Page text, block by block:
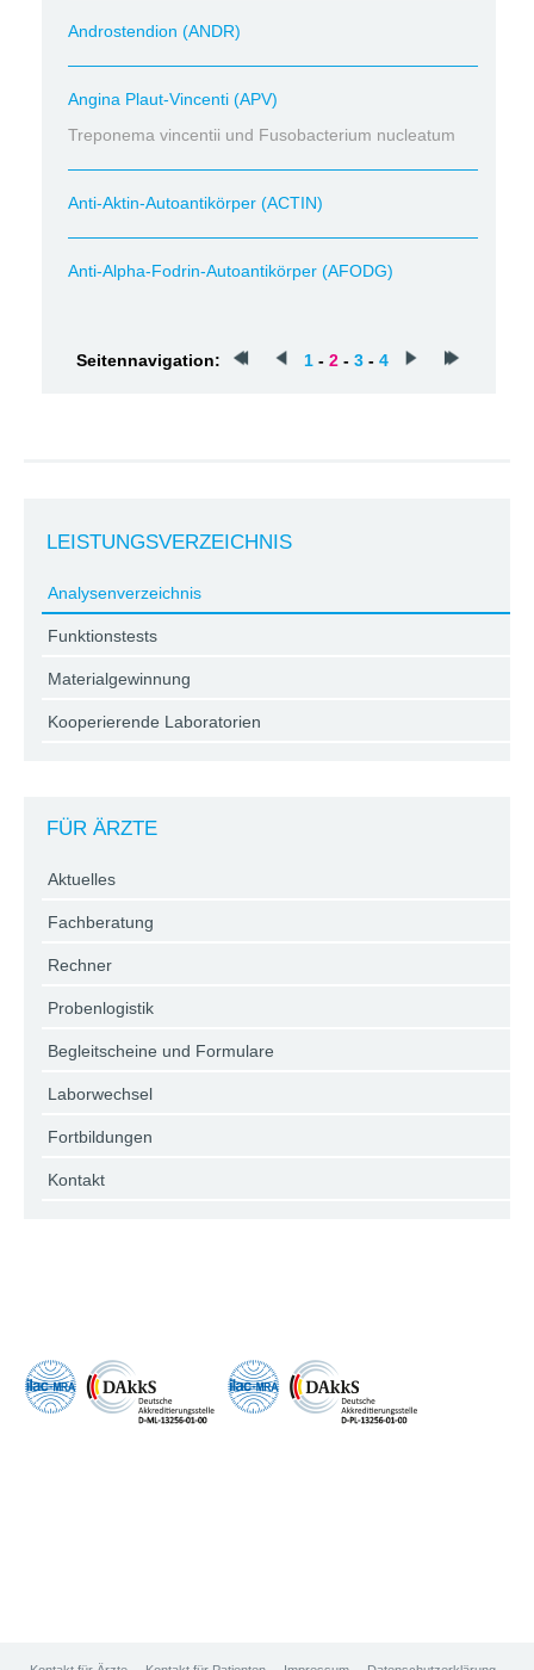
Androstendion (ANDR)
Angina Plaut-Vincenti (APV)
Treponema vincentii und Fusobacterium nucleatum
Anti-Aktin-Autoantikörper (ACTIN)
Anti-Alpha-Fodrin-Autoantikörper (AFODG)
Seitennavigation: 1 - 2 - 3 - 4
LEISTUNGSVERZEICHNIS
Analysenverzeichnis
Funktionstests
Materialgewinnung
Kooperierende Laboratorien
FÜR ÄRZTE
Aktuelles
Fachberatung
Rechner
Probenlogistik
Begleitscheine und Formulare
Laborwechsel
Fortbildungen
Kontakt